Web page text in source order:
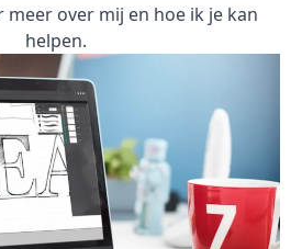
over mij en hoe ik je kan
helpen.